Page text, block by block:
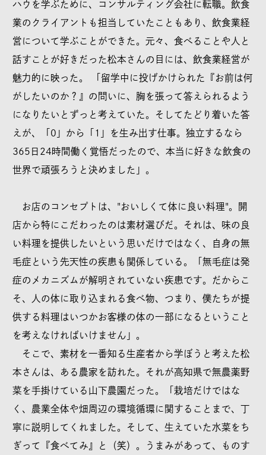
ハウを学ぶために、コンサルティング会社に転職。飲食
業のクライアントも担当していたこともあり、飲食業経
営について学ぶことができた。元々、食べることや人と
話すことが好きだった松本さんの目には、飲食業経営が
魅力的に映った。 「留学中に投げかけられた『お前は何
がしたいのか？』の問いに、胸を張って答えられるよう
になりたいとずっと考えていた。そしてたどり着いた答
えが、「0」から「1」を生み出す仕事。独立するなら
365日24時間働く覚悟だったので、本当に好きな飲食の
世界で頑張ろうと決めました」。
お店のコンセプトは、"おいしくて体に良い料理"。開
店から特にこだわったのは素材選びだ。それは、味の良
い料理を提供したいという思いだけではなく、自身の無
毛症という先天性の疾患も関係している。「無毛症は発
症のメカニズムが解明されていない疾患です。だからこ
そ、人の体に取り込まれる食べ物、つまり、僕たちが提
供する料理はいつかお客様の体の一部になるということ
を考えなければいけません」。
そこで、素材を一番知る生産者から学ぼうと考えた松
本さんは、ある農家を訪れた。それが高知県で無農薬野
菜を手掛けている山下農園だった。「栽培だけではな
く、農業全体や畑周辺の環境循環に関することまで、丁
寧に説明してくれました。そして、生えていた水菜をち
ぎって『食べてみ』と（笑）。うまみがあって、ものす